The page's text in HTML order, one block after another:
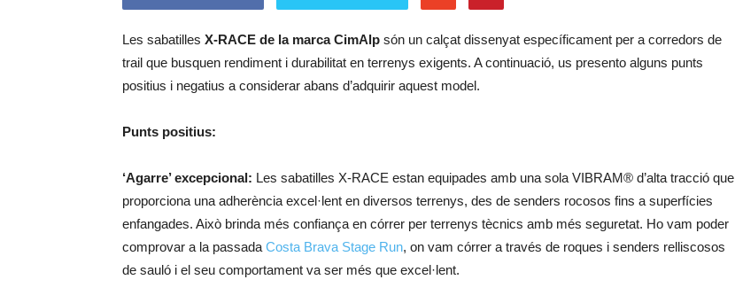
Les sabatilles X-RACE de la marca CimAlp són un calçat dissenyat específicament per a corredors de
trail que busquen rendiment i durabilitat en terrenys exigents. A continuació, us presento alguns punts
positius i negatius a considerar abans d’adquirir aquest model.
Punts positius:
‘Agarre’ excepcional: Les sabatilles X-RACE estan equipades amb una sola VIBRAM® d’alta tracció que
proporciona una adherència excel·lent en diversos terrenys, des de senders rocosos fins a superfícies
enfangades. Això brinda més confiança en córrer per terrenys tècnics amb més seguretat. Ho vam poder
comprovar a la passada Costa Brava Stage Run, on vam córrer a través de roques i senders relliscosos
de sauló i el seu comportament va ser més que excel·lent.